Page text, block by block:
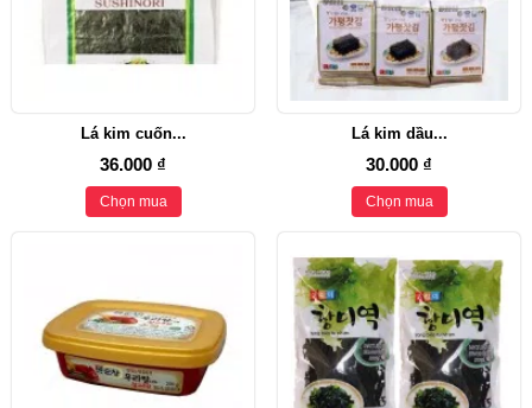
Lá kim cuốn...
36.000 ₫
Chọn mua
Lá kim dầu...
30.000 ₫
Chọn mua